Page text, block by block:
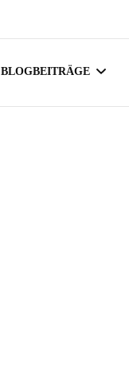
BLOGBEITRÄGE